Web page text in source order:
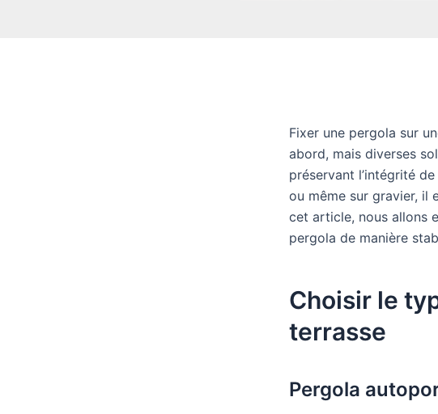
Fixer une pergola sur
abord, mais diverses
préservant l’intégrité
ou même sur gravier, il
cet article, nous allons
pergola de manière
Choisir le
terrasse
Pergola